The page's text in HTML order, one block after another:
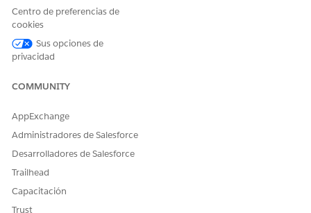
una plantilla de metodología preconstruida o crear la
suya propia.
Haga clic enRevisar
Ayuda de Salesforce: Configurar Agentforce Pipeline
Centro de preferencias de
cookies
Sus opciones de
privacidad
COMMUNITY
AppExchange
Administradores de Salesforce
Desarrolladores de Salesforce
Trailhead
Capacitación
Trust